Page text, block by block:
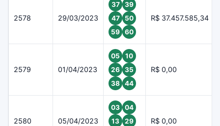
2578 29/03/2023
37
39
47
50
59
60
R$ 37.457.585,34
2579 01/04/2023
05
10
26
35
38
44
R$ 0,00
2580 05/04/2023
03
04
13
29
R$ 0,00